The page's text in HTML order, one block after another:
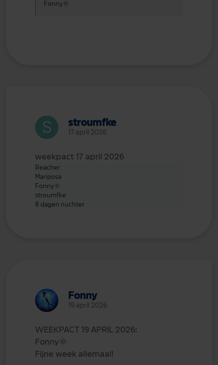
Fonny 🌞
stroumfke
17 april 2026
weekpact 17 april 2026
Reacher
Mariposa
Fonny 🌞
stroumfke
8 dagen nuchter
Fonny
19 april 2026
WEEKPACT 19 APRIL 2026:
Fonny🌞
Fijne week allemaal!